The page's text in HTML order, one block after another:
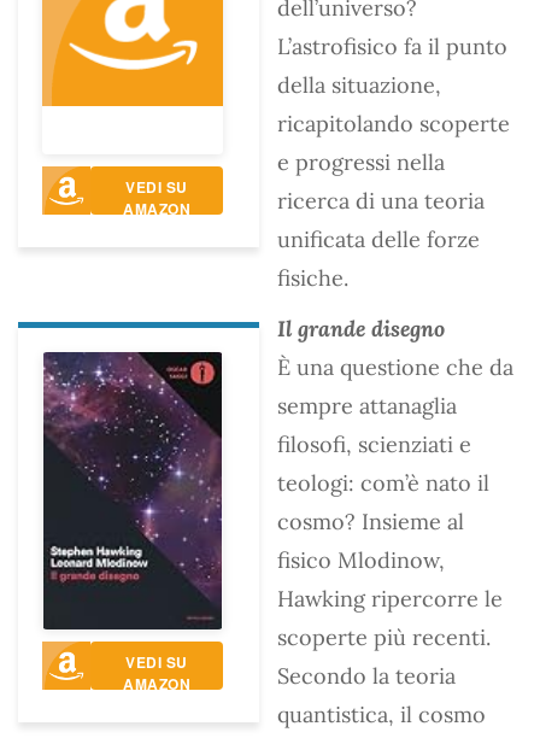
VEDI SU
AMAZON
dell’universo?
L’astrofisico fa il punto
della situazione,
ricapitolando scoperte
e progressi nella
ricerca di una teoria
unificata delle forze
fisiche.
VEDI SU
AMAZON
Il grande disegno
È una questione che da
sempre attanaglia
filosofi, scienziati e
teologi: com’è nato il
cosmo? Insieme al
fisico Mlodinow,
Hawking ripercorre le
scoperte più recenti.
Secondo la teoria
quantistica, il cosmo